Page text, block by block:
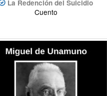
La Redención del Suicidio
Cuento